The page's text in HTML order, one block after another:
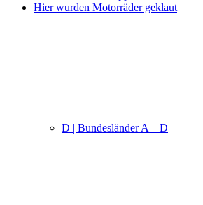
Hier wurden Motorräder geklaut
D | Bundesländer A – D